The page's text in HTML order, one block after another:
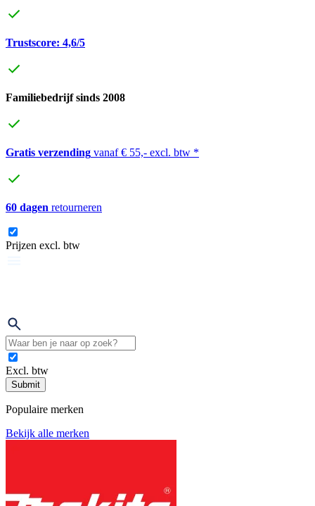
Trustscore: 4,6/5
Familiebedrijf sinds 2008
Gratis verzending vanaf € 55,- excl. btw *
60 dagen retourneren
Prijzen excl. btw
Excl. btw
Submit
Populaire merken
Bekijk alle merken